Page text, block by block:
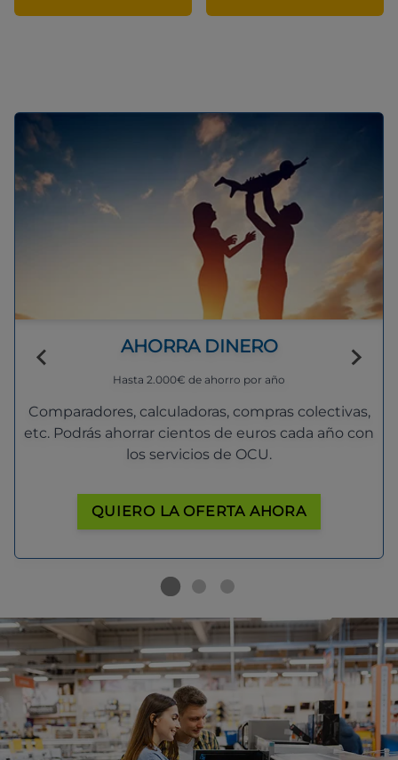
AHORRA DINERO
Hasta 2.000€ de ahorro por año
Comparadores, calculadoras, compras colectivas,
etc. Podrás ahorrar cientos de euros cada año con
los servicios de OCU.
QUIERO LA OFERTA AHORA